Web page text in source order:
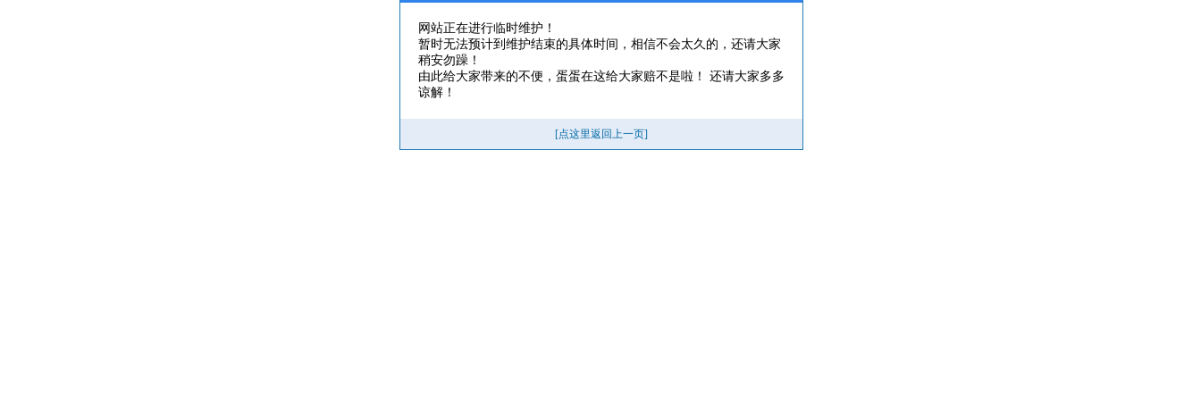
网站正在进行临时维护！
暂时无法预计到维护结束的具体时间，相信不会太久的，还请大家
稍安勿躁！
由此给大家带来的不便，蛋蛋在这给大家赔不是啦！ 还请大家多多
谅解！
[点这里返回上一页]